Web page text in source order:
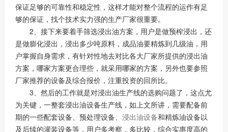
保证足够的可靠性和稳定性，这样才能对整个流程的运作有足
够的保证，找个技术实力强的生产厂家很重要。
2、接下来要着手筛选浸出油方案，用户是做预榨浸出，还
是做膨化浸出，浸出多少吨原料，成品油要精炼到几级油，用
户掌握自身需求，有针对性地去对比各大厂家所提供的浸出油
方案，哪家方案更合理些，就采用哪家的方案，另外也要参照
厂家推荐的设备及综合报价，注重投资的回所比。
3、然后的工作就是对浸出油生产线的选购问题了，这点尤
为关键，一整套浸出油设备生产线，如上文所讲，需要配备前
期的一些配套设备、预处理设备、 浸出油设备和精炼油设备以
及后续的灌装设备等，用户多考察，多比较，综合实惠度高的